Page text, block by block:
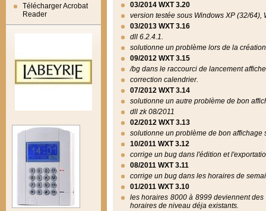
Télécharger Acrobat
Reader
03/2014 WXT 3.20
version testée sous Windows XP (32/
03/2013 WXT 3.16
dll 6.2.4.1.
solutionne un problème lors de la
09/2012 WXT 3.15
/bg dans le raccourci de lancement
correction calendrier.
07/2012 WXT 3.14
solutionne un autre problème de bon
dll zk 08/2011
02/2012 WXT 3.13
solutionne un problème de bon affichage
10/2011 WXT 3.12
corrige un bug dans l'édition et
08/2011 WXT 3.11
corrige un bug dans les horaires de
01/2011 WXT 3.10
les horaires 8000 à 8999 deviennent
horaires de niveau déja existants.